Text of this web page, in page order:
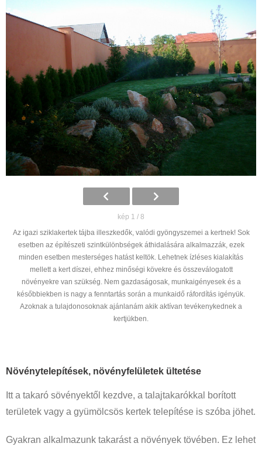
kép 1 / 8
Az igazi sziklakertek tájba illeszkedők, valódi gyöngyszemei a kertnek! Sok
esetben az építészeti szintkülönbségek áthidalására alkalmazzák, ezek
minden esetben mesterséges hatást keltök. Lehetnek ízléses kialakítás
mellett a kert díszei, ehhez minőségi kövekre és összeválogatott
növényekre van szükség. Nem gazdaságosak, munkaigényesek és a
későbbiekben is nagy a fenntartás során a munkaidő ráfordítás igényük.
Azoknak a tulajdonosoknak ajánlanám akik aktívan tevékenykednek a
kertjükben.
Növénytelepítések, növényfelületek ültetése
Itt a takaró sövényektől kezdve, a talajtakarókkal borított
területek vagy a gyümölcsös kertek telepítése is szóba jöhet.
Gyakran alkalmazunk takarást a növények tövében. Ez lehet